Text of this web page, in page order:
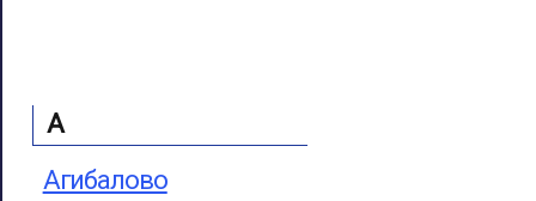
А
Агибалово